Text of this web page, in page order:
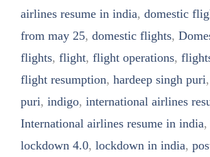
airlines resume in india, domestic
from may 25, domestic flights,
flights, flight, flight operations,
flight resumption, hardeep singh puri,
puri, indigo, international airlines
International airlines resume in india,
lockdown 4.0, lockdown in india,